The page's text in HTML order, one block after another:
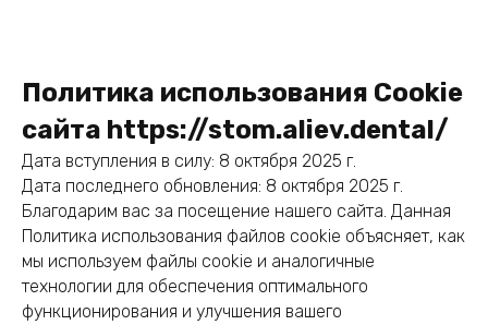
Политика использования Cookie
сайта https://stom.aliev.dental/
Дата вступления в силу: 8 октября 2025 г.
Дата последнего обновления: 8 октября 2025 г.
Благодарим вас за посещение нашего сайта. Данная
Политика использования файлов cookie объясняет, как
мы используем файлы cookie и аналогичные
технологии для обеспечения оптимального
функционирования и улучшения вашего